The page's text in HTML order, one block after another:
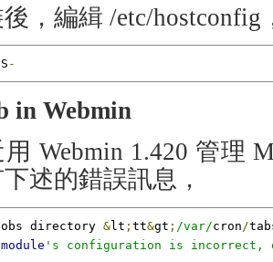
，編緝 /etc/hostconfig
-
in Webmin
Webmin 1.420 管理
述的錯誤訊息，
directory &lt ; tt&gt ; /var/cron /
module 's configuration is incorrect,